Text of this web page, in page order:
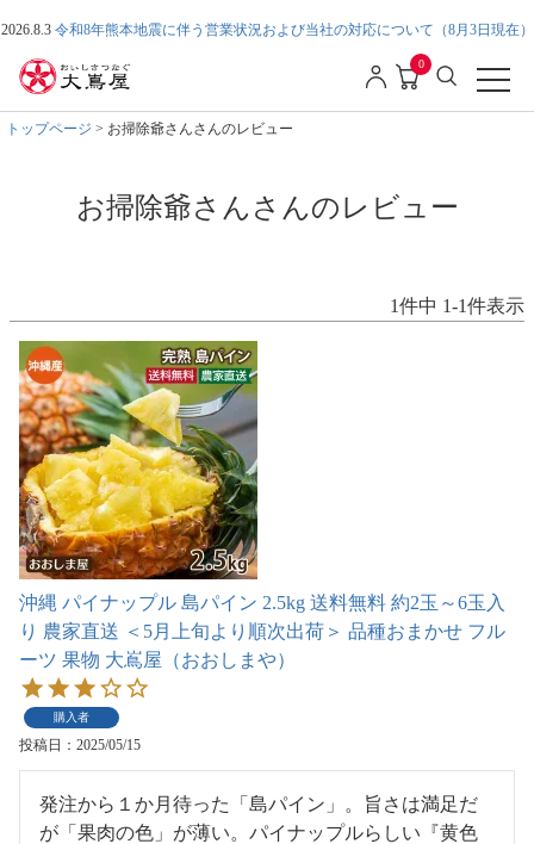
2026.8.3 令和8年熊本地震に伴う営業状況および当社の対応について（8月3日現在）
0
トップページ お掃除爺さんさんのレビュー
お掃除爺さんさんのレビュー
1件中 1-1件表示
沖縄 パイナップル 島パイン 2.5kg 送料無料 約2玉～6玉入
り 農家直送 ＜5月上旬より順次出荷＞ 品種おまかせ フル
ーツ 果物 大嶌屋（おおしまや）
購入者
投稿日 2025/05/15
発注から１か月待った「島パイン」。旨さは満足だ
が「果肉の色」が薄い。パイナップルらしい『黄色